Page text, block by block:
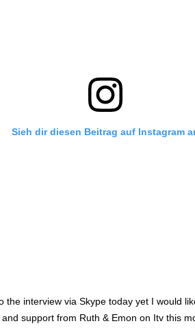
Sieh dir diesen Beitrag auf Instagram
the interview via Skype today yet I would
support from Ruth & Emon on Itv this